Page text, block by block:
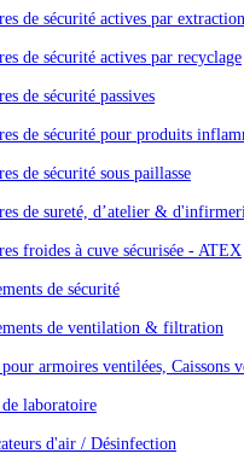
de sécurité actives par extraction
de sécurité actives par recyclage
de sécurité passives
de sécurité pour produits
de sécurité sous paillasse
de sureté, d’atelier &
froides à cuve sécurisée - ATEX
de sécurité
de ventilation & filtration
armoires ventilées, Caissons
laboratoire
d'air / Désinfection